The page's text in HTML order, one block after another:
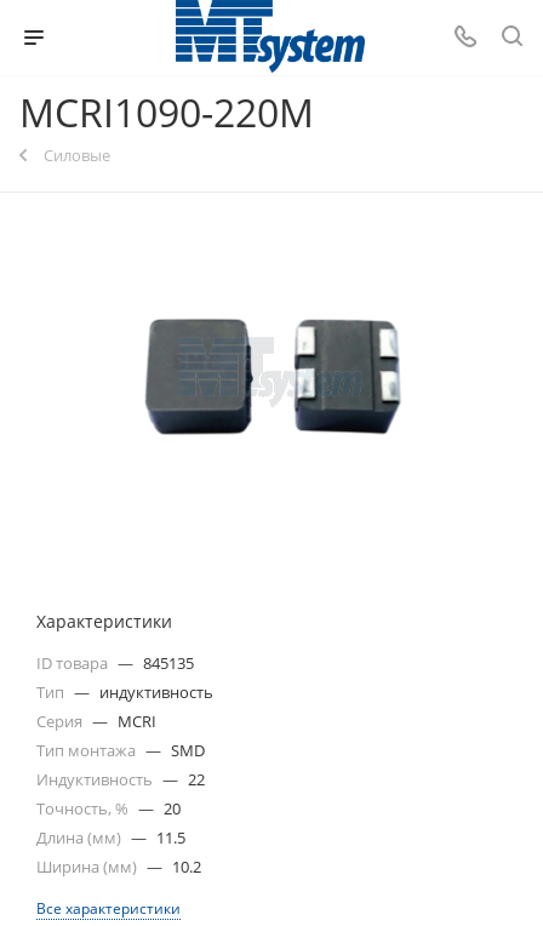
MCRI1090-220M
Силовые
Характеристики
ID товара — 845135
Тип — индуктивность
Серия — MCRI
Тип монтажа — SMD
Индуктивность — 22
Точность, % — 20
Длина (мм) — 11.5
Ширина (мм) — 10.2
Все характеристики